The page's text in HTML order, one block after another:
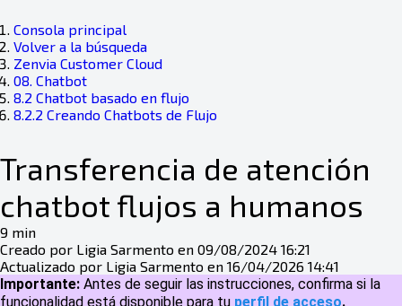
Consola principal
Volver a la búsqueda
Zenvia Customer Cloud
08. Chatbot
8.2 Chatbot basado en flujo
8.2.2 Creando Chatbots de Flujo
Transferencia de atención
chatbot flujos a humanos
9 min
Creado por Ligia Sarmento en 09/08/2024 16:21
Actualizado por Ligia Sarmento en 16/04/2026 14:41
Importante: Antes de seguir las instrucciones, confirma si la
funcionalidad está disponible para tu perfil de acceso.